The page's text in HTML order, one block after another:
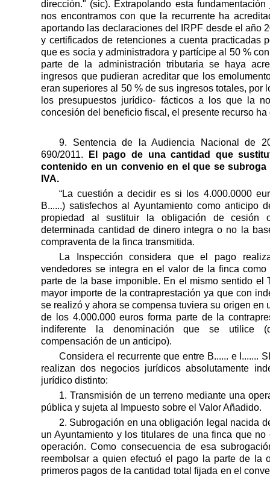
dirección." (sic). Extrapolando esta
nos encontramos con que la recurrente ha
aportando las declaraciones del IRPF desde el año
y certificados de retenciones a cuenta practicadas
que es socia y administradora y partícipe al 50 %
parte de la administración tributaria se haya
ingresos que pudieran acreditar que los
eran superiores al 50 % de sus ingresos totales, por
los presupuestos jurídico- fácticos a los que la
concesión del beneficio fiscal, el presente recurso ha
9. Sentencia de la Audiencia Nacional de
690/2011.
El pago de una cantidad que
contenido en un convenio en el que se
IVA.
“La cuestión a decidir es si los 4.000.0000
B......) satisfechos al Ayuntamiento como anticipo
propiedad al sustituir la obligación de cesión
determinada cantidad de dinero integra o no la
compraventa de la finca transmitida.
La Inspección considera que el pago
vendedores se integra en el valor de la finca
parte de la base imponible. En el mismo sentido el
mayor importe de la contraprestación ya que con
se realizó y ahora se compensa tuviera su origen en
de los 4.000.000 euros forma parte de la
indiferente la denominación que se utilice
compensación de un anticipo).
Considera el recurrente que entre B...... e I.......
realizan dos negocios jurídicos absolutamente
jurídico distinto:
1. Transmisión de un terreno mediante una
pública y sujeta al Impuesto sobre el Valor Añadido.
2. Subrogación en una obligación legal nacida
un Ayuntamiento y los titulares de una finca que
operación. Como consecuencia de esa
reembolsar a quien efectuó el pago la parte de la
primeros pagos de la cantidad total fijada en el